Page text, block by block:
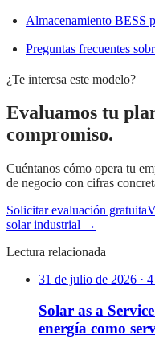
Almacenamiento BESS
Preguntas frecuentes
¿Te interesa este modelo?
Evaluamos tu
compromiso.
Cuéntanos cómo opera tu
de negocio con cifras
Solicitar evaluación gratuita
solar industrial →
Lectura relacionada
31 de julio de 2026 · 4
Solar as a
energía como